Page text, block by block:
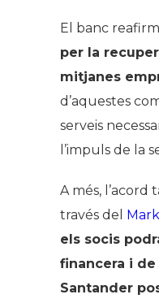
El banc
per la
mitjanes
d’aquestes
serveis
l’impuls de la
A més, l’acord
través del
els socis
financera i
Santander